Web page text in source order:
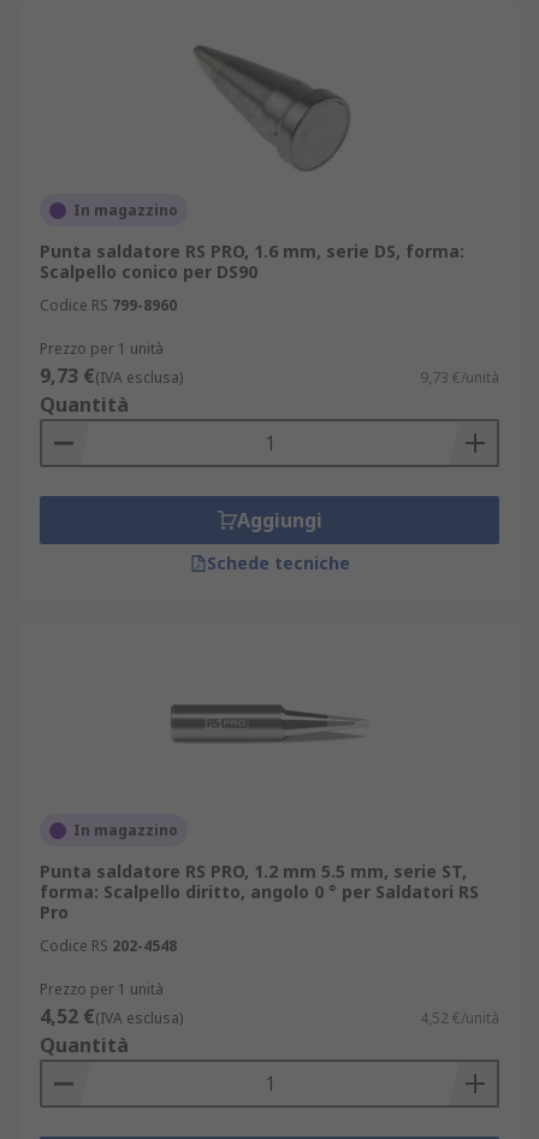
In magazzino
Punta saldatore RS PRO, 1.6 mm, serie DS, forma:
Scalpello conico per DS90
Codice RS 799-8960
Prezzo per 1 unità
9,73 €(IVA esclusa) 9,73 €/unità
Quantità
Aggiungi
Schede tecniche
In magazzino
Punta saldatore RS PRO, 1.2 mm 5.5 mm, serie ST,
forma: Scalpello diritto, angolo 0 ° per Saldatori RS
Pro
Codice RS 202-4548
Prezzo per 1 unità
4,52 €(IVA esclusa) 4,52 €/unità
Quantità